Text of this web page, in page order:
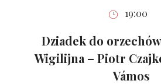
19:00
Dziadek do
Wigilijna – Piotr
Vámos